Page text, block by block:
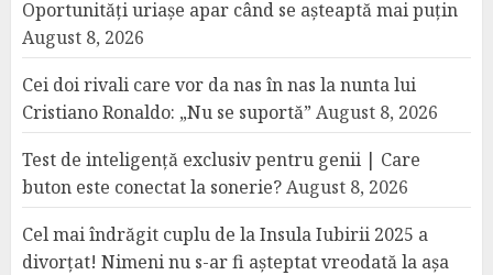
Oportunități uriașe apar când se așteaptă mai puțin
August 8, 2026
Cei doi rivali care vor da nas în nas la nunta lui
Cristiano Ronaldo: „Nu se suportă” August 8, 2026
Test de inteligență exclusiv pentru genii | Care
buton este conectat la sonerie?August 8, 2026
Cel mai îndrăgit cuplu de la Insula Iubirii 2025 a
divorțat! Nimeni nu s-ar fi așteptat vreodată la așa